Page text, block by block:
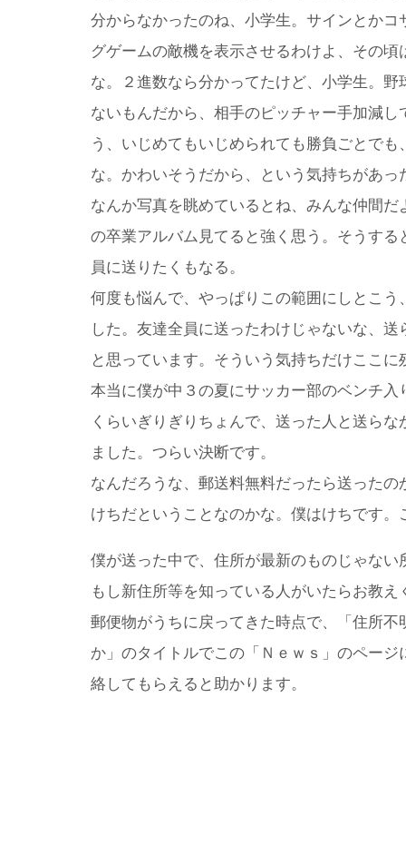
分からなかったのね、小学生。サインとかコ
グゲームの敵機を表示させるわけよ、その頃
な。２進数なら分かってたけど、小学生。野
ないもんだから、相手のピッチャー手加減し
う、いじめてもいじめられても勝負ごとで
な。かわいそうだから、という気持ちがあっ
なんか写真を眺めているとね、みんな仲間だ
の卒業アルバム見てると強く思う。そうする
員に送りたくもなる。
何度も悩んで、やっぱりこの範囲にしとこう
した。友達全員に送ったわけじゃないな、
と思っています。そういう気持ちだけここ
本当に僕が中３の夏にサッカー部のベンチ入
くらいぎりぎりちょんで、送った人と送ら
ました。つらい決断です。
なんだろうな、郵送料無料だったら送ったの
けちだということなのかな。僕はけちです。
僕が送った中で、住所が最新のものじゃない
もし新住所等を知っている人がいたらお教え
郵便物がうちに戻ってきた時点で、「住所不
か」のタイトルでこの「Ｎｅｗｓ」のページ
絡してもらえると助かります。